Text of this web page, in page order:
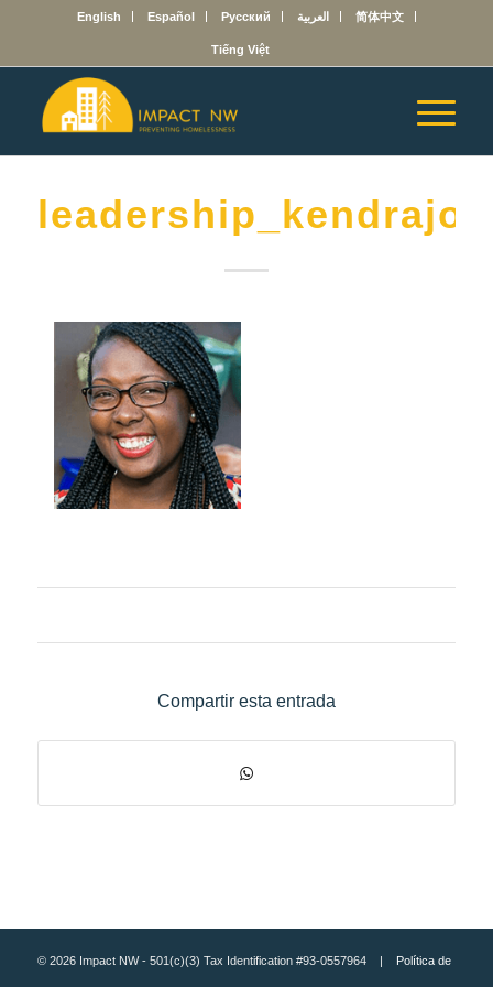
English Español Русский العربية 简体中文
Tiếng Việt
Compartir esta entrada
© 2026 Impact NW - 501(c)(3) Tax Identification #93-0557964 | Política de